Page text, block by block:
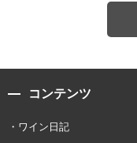
コンテンツ
ワイン日記